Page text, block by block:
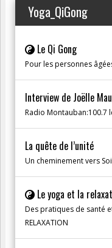
Yoga_QiGong
Le Qi Gong
Pour les personnes
Interview de Joëlle
Radio Montauban:100.7
La quête de l’unité
Un cheminement vers
Le yoga et la
Des pratiques de santé
RELAXATION